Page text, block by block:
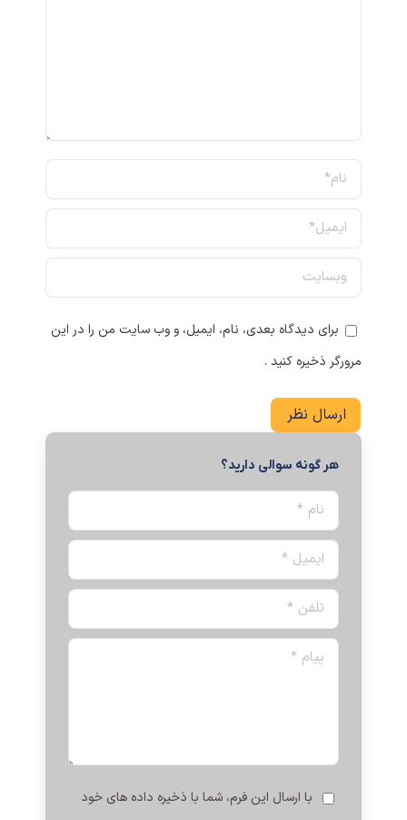
نام *
ایمیل *
وبسایت
برای دیدگاه بعدی، نام، ایمیل، و وب سایت من را در این
مرورگر ذخیره کنید .
ارسال نظر
هر گونه سوالی دارید؟
نام *
ایمیل *
تلفن *
پیام *
با ارسال این فرم، شما با ذخیره داده های خود